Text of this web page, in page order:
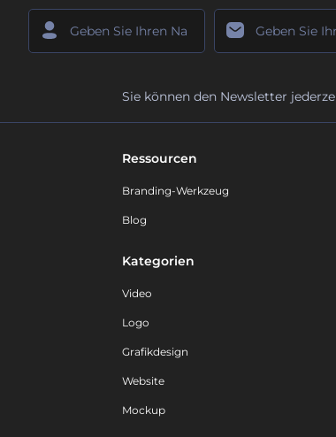
Sie können den Newsletter
Ressourcen
Branding-Werkzeug
Blog
Kategorien
Video
Logo
Grafikdesign
Website
Mockup